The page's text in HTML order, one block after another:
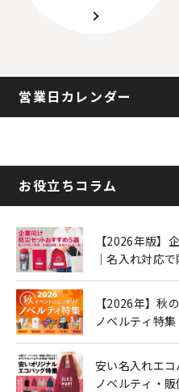
営業日カレンダー
お役立ちコラム
【2026年版】
｜名入れ対応
【2026年】秋
ノベルティ特集
安い名入れエ
ノベルティ・